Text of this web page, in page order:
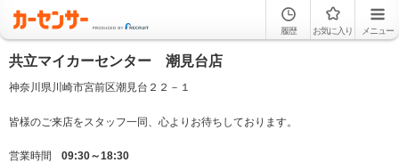
履歴 お気に入り メニュー
共立マイカーセンター 潮見台店
神奈川県川崎市宮前区潮見台２２－１
皆様のご来店をスタッフ一同、心よりお待ちしております。
営業時間
09:30～18:30